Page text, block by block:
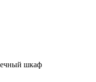
шкаф